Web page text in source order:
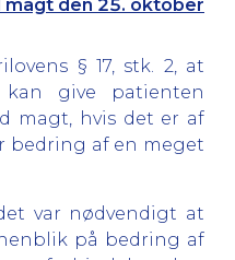
den 25. oktober
§ 17, stk. 2, at
give patienten
magt, hvis det er af
bedring af en meget
var nødvendigt at
på bedring af